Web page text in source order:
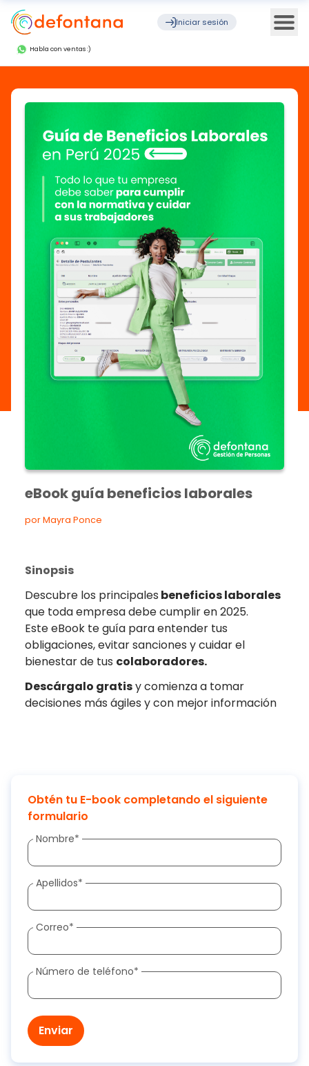
Iniciar sesión
Habla con ventas :)
eBook guía beneficios laborales
por Mayra Ponce
Sinopsis
Descubre los principales beneficios laborales
que toda empresa debe cumplir en 2025.
Este eBook te guía para entender tus
obligaciones, evitar sanciones y cuidar el
bienestar de tus colaboradores.
Descárgalo gratisy comienza a tomar
decisiones más ágiles y con mejor información
Obtén tu E-book completando el siguiente
formulario
Nombre*
Apellidos*
Correo*
Número de teléfono*